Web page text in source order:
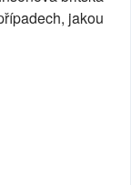
jakou